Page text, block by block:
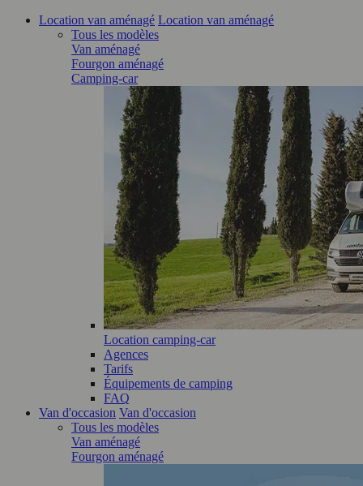
Location van aménagé Location van aménagé
Tous les modèles
Van aménagé
Fourgon aménagé
Camping-car
Location camping-car
Agences
Tarifs
Équipements de camping
FAQ
Van d'occasion Van d'occasion
Tous les modèles
Van aménagé
Fourgon aménagé